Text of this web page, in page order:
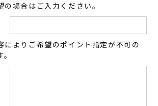
場合はご入力ください。
よりご希望のポイント指定が不可の